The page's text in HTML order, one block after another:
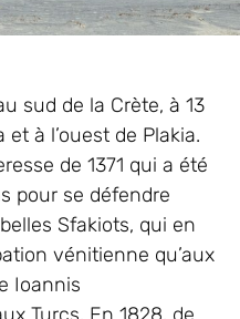
sud de la Crète, à 13
et à l’ouest de Plakia.
de 1371 qui a été
pour se défendre
Sfakiots, qui en
vénitienne qu’aux
Ioannis